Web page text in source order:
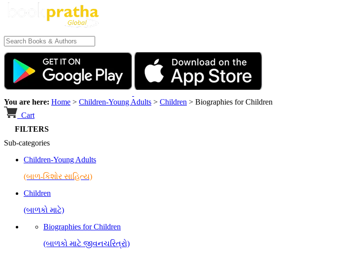
You are here: Home > Children-Young Adults > Children > Biographies for Children
Cart
FILTERS
Sub-categories
Children-Young Adults
(બાળ-કિશોર સાહિત્ય)
Children
(બાળકો માટે)
Biographies for Children
(બાળકો માટે જીવનચરિત્રો)